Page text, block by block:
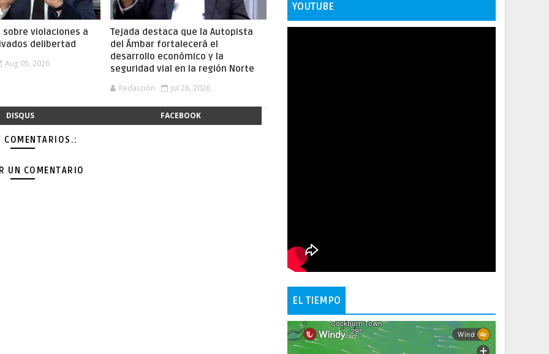
sobre violaciones a
delibertad
Aug 05, 2026
Tejada destaca que la Autopista
del Ámbar fortalecerá el
desarrollo económico y la
seguridad vial en la región Norte
Redacción Jul 28, 2026
DISQUS FACEBOOK
COMENTARIOS.:
UN COMENTARIO
YOUTUBE
EL TIEMPO